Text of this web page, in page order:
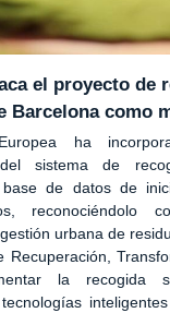
el proyecto de
Barcelona como
ha
del sistema de
de datos de
reconociéndolo
urbana de
Recuperación,
la recogida